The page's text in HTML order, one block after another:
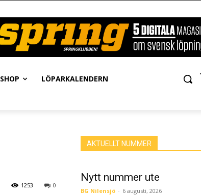
SHOP LÖPARKALENDERN
0
1253
AKTUELLT NUMMER
Nytt nummer ute
BG Nilensjö - 6 augusti, 2026